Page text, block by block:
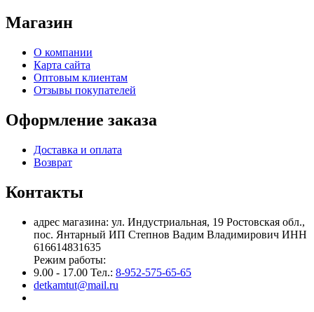
Магазин
О компании
Карта сайта
Оптовым клиентам
Отзывы покупателей
Оформление заказа
Доставка и оплата
Возврат
Контакты
адрес магазина: ул. Индустриальная, 19 Ростовская обл.,
пос. Янтарный ИП Степнов Вадим Владимирович ИНН
616614831635
Режим работы:
9.00 - 17.00 Тел.: 8-952-575-65-65
detkamtut@mail.ru